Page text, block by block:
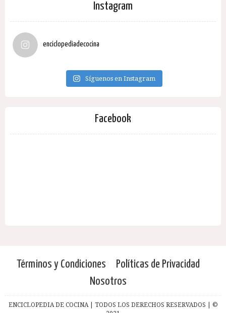
Instagram
enciclopediadecocina
Síguenos en Instagram
Facebook
Términos y Condiciones
Políticas de Privacidad
Nosotros
ENCICLOPEDIA DE COCINA | TODOS LOS DERECHOS RESERVADOS | ©